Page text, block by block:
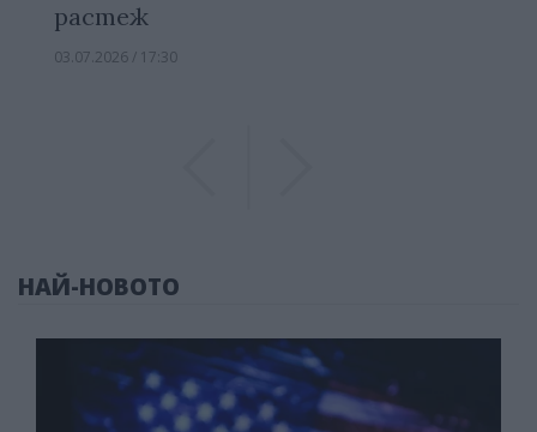
растеж
03.07.2026 / 17:30
НАЙ-НОВОТО